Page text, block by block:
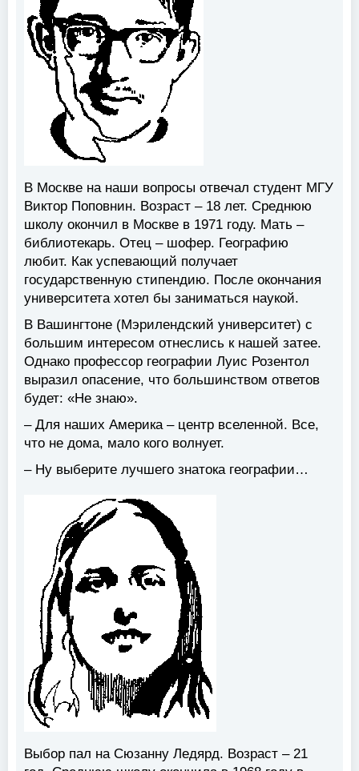
В Москве на наши вопросы отвечал студент МГУ
Виктор Поповнин. Возраст – 18 лет. Среднюю
школу окончил в Москве в 1971 году. Мать –
библиотекарь. Отец – шофер. Географию
любит. Как успевающий получает
государственную стипендию. После окончания
университета хотел бы заниматься наукой.
В Вашингтоне (Мэрилендский университет) с
большим интересом отнеслись к нашей затее.
Однако профессор географии Луис Розентол
выразил опасение, что большинством ответов
будет: «Не знаю».
– Для наших Америка – центр вселенной. Все,
что не дома, мало кого волнует.
– Ну выберите лучшего знатока географии…
Выбор пал на Сюзанну Ледярд. Возраст – 21